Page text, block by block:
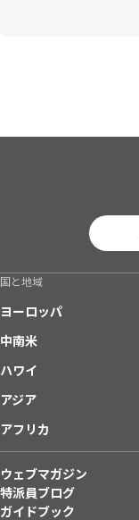
国と地域
ヨーロッパ
中南米
ハワイ
アジア
アフリカ
ウェブマガジン
特派員ブログ
ガイドブック